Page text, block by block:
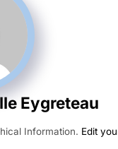
Eygreteau
Information. Edit